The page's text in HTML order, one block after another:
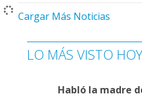
Cargar Más Noticias
LO MÁS VISTO HOY
Habló la madre